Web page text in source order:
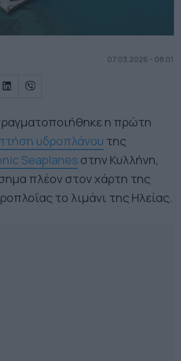
07.03.2026 - 08.01
η πρώτη
υδροπλάνου της
Seaplanesστην Κυλλήνη,
πλέον στον χάρτη της
το λιμάνι της Ηλείας.